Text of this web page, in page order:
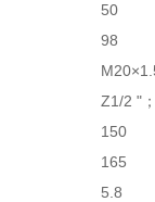
50
98
Z1/2 "
150
165
5.8